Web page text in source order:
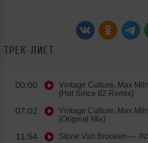
ТРЕК-ЛИСТ
00:00 Vintage Culture, Max
(Hot Since 82 Remix)
07:02 Vintage Culture, Max
(Original Mix)
11:54 Stone Van Brooken —